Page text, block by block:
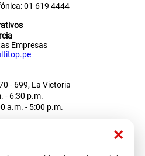
×
01 619 4444
Empresas
- 699, La Victoria
- 6:30 p.m.
a.m. - 5:00 p.m.